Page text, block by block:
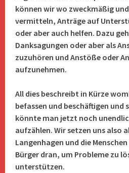
können wir wo zweckmäßig
vermitteln, Anträge auf
oder aber auch helfen. Dazu
Danksagungen oder aber als
zuzuhören und Anstöße oder
aufzunehmen.
All dies beschreibt in Kürze
befassen und beschäftigen und
könnte man jetzt noch
aufzählen. Wir setzen uns also
Langenhagen und die
Bürger dran, um Probleme zu
unterstützen.